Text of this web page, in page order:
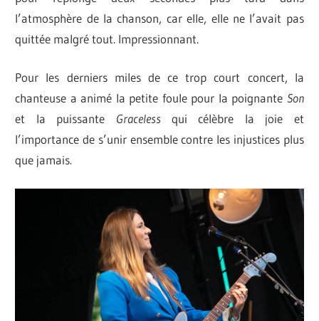
l’atmosphère de la chanson, car elle, elle ne l’avait pas
quittée malgré tout. Impressionnant.
Pour les derniers miles de ce trop court concert, la
chanteuse a animé la petite foule pour la poignante Son
et la puissante Graceless qui célèbre la joie et
l’importance de s’unir ensemble contre les injustices plus
que jamais.